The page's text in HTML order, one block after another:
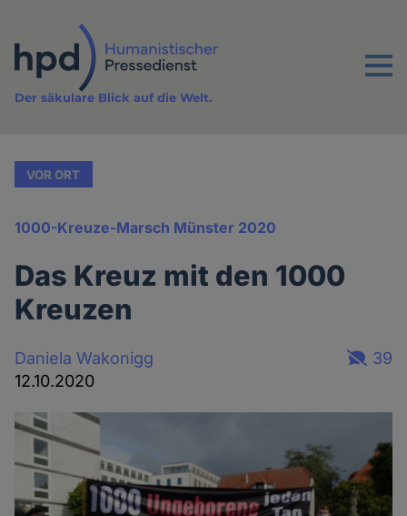
Inhalt
Menu
Der säkulare Blick auf die Welt.
VOR ORT
1000-Kreuze-Marsch Münster 2020
Das Kreuz mit den 1000
Kreuzen
Daniela Wakonigg
12.10.2020
39